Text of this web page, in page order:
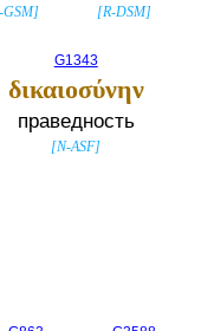
GSM] [R-DSM]
G1343
δικαιοσύνην
праведность
[N-ASF]